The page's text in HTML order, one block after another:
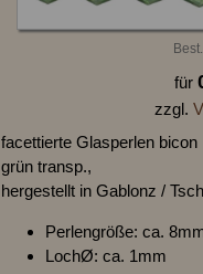
für
zzgl.
facettierte Glasperlen bicon
grün transp.,
hergestellt in Gablonz /
Perlengröße: ca.
LochØ: ca. 1mm